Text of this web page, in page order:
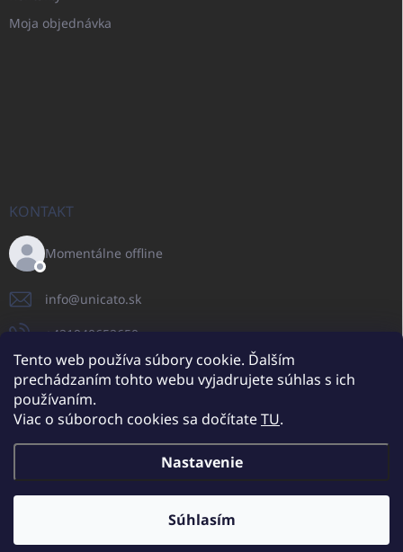
Tento web používa súbory cookie. Ďalším
prechádzaním tohto webu vyjadrujete súhlas s ich
používaním.
Viac o súboroch cookies sa dočítateTU.
Nastavenie
Súhlasím
Moja objednávka
KONTAKT
Momentálne offline
info@unicato.sk
+421940652650
UNICATO.sk
UNICATOshop.pl UNICATOshop.de
Copyright 2026UNICATO.sk. Všetky práva vyhradené.Upraviť nastavenie
cookies
Dodatočné zľavy pre VO odberateľov (pri minimálnej objednávke 400